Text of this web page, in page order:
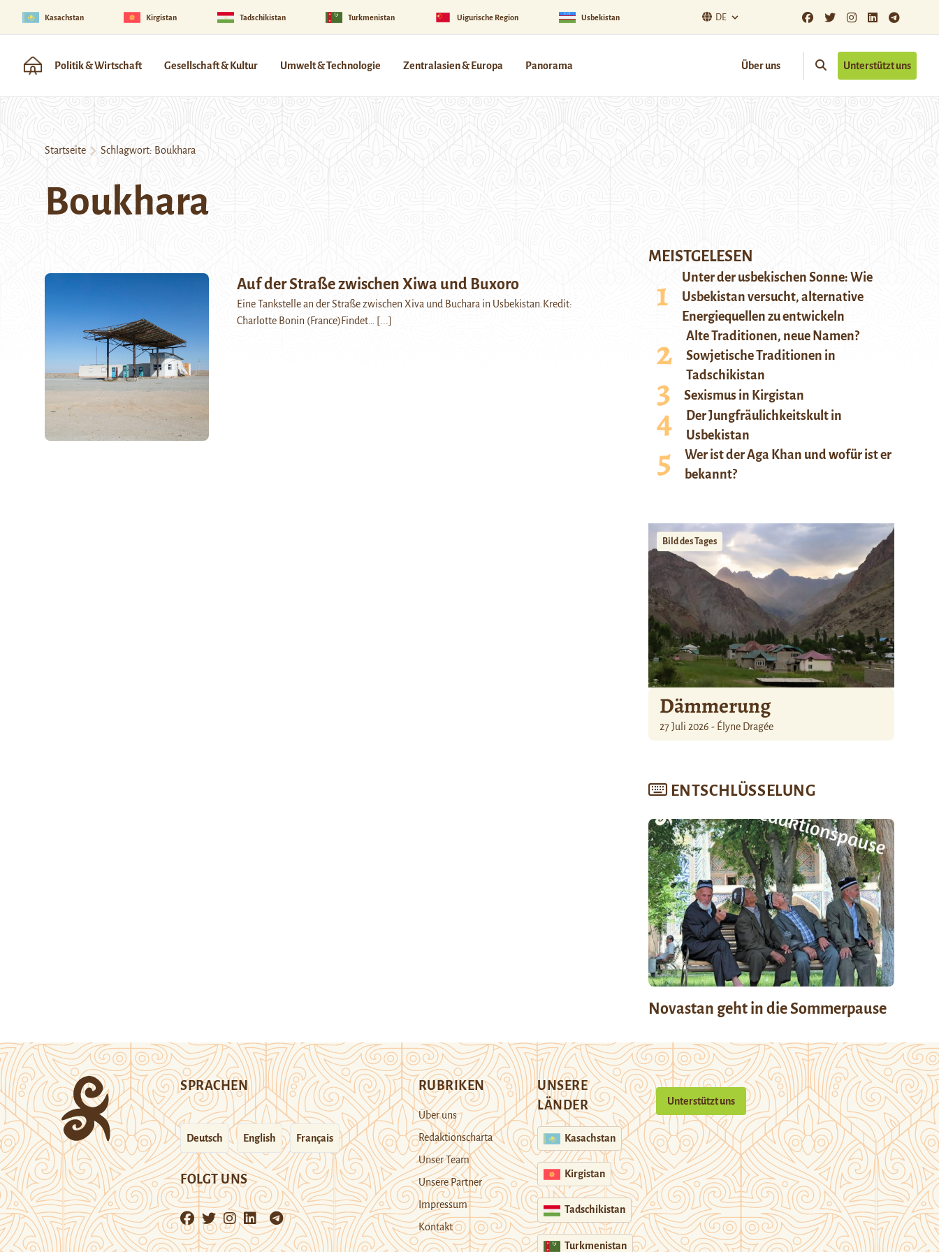
Kasachstan Kirgistan Tadschikistan Turkmenistan Uigurische Region Usbekistan DE
Politik & Wirtschaft Gesellschaft & Kultur Umwelt & Technologie Zentralasien & Europa Panorama Über uns Unterstützt uns
Startseite Schlagwort: Boukhara
Boukhara
Auf der Straße zwischen Xiwa und Buxoro
Eine Tankstelle an der Straße zwischen Xiva und Buchara in Usbekistan.Kredit:
Charlotte Bonin (France)Findet…
[...]
MEISTGELESEN
Unter der usbekischen Sonne: Wie
Usbekistan versucht, alternative
Energiequellen zu entwickeln
Alte Traditionen, neue Namen?
Sowjetische Traditionen in
Tadschikistan
Sexismus in Kirgistan
Der Jungfräulichkeitskult in
Usbekistan
Wer ist der Aga Khan und wofür ist er
bekannt?
Bild des Tages
Dämmerung
27 Juli 2026 - Élyne Dragée
ENTSCHLÜSSELUNG
Novastan geht in die Sommerpause
SPRACHEN
Deutsch English Français
FOLGT UNS
RUBRIKEN
Über uns
Redaktionscharta
Unser Team
Unsere Partner
Impressum
Kontakt
UNSERE
LÄNDER
Kasachstan
Kirgistan
Tadschikistan
Turkmenistan
Unterstützt uns